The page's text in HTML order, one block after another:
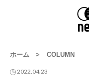
ホーム > COLUMN
2022.04.23